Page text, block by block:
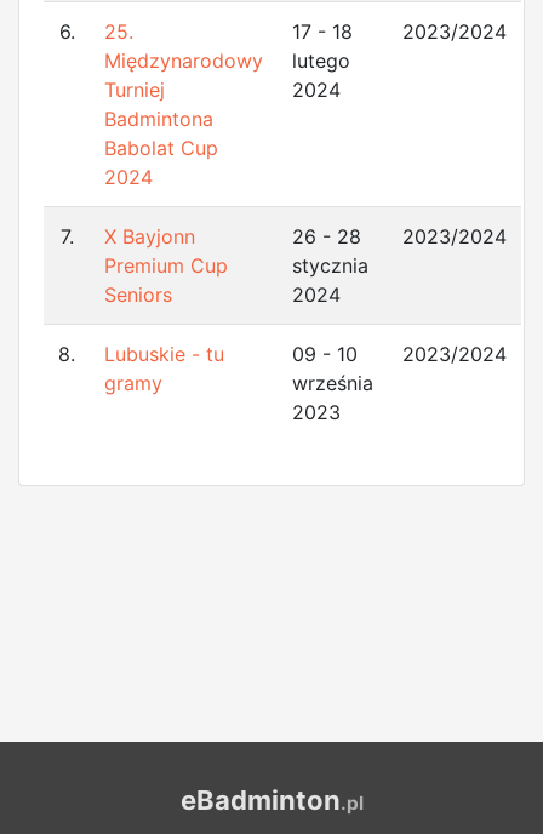
6.
25.
Międzynarodowy
Turniej
Badmintona
Babolat Cup
2024
17 - 18
lutego
2024
2023/2024
7.
X Bayjonn
Premium Cup
Seniors
26 - 28
stycznia
2024
2023/2024
8.
Lubuskie - tu
gramy
09 - 10
września
2023
2023/2024
eBadminton.pl